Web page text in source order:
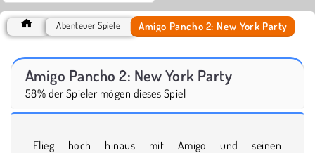
Abenteuer Spiele Amigo Pancho 2: New York Party
Amigo Pancho 2: New York Party
58% der Spieler mögen dieses Spiel
Flieg hoch hinaus mit Amigo und seinen